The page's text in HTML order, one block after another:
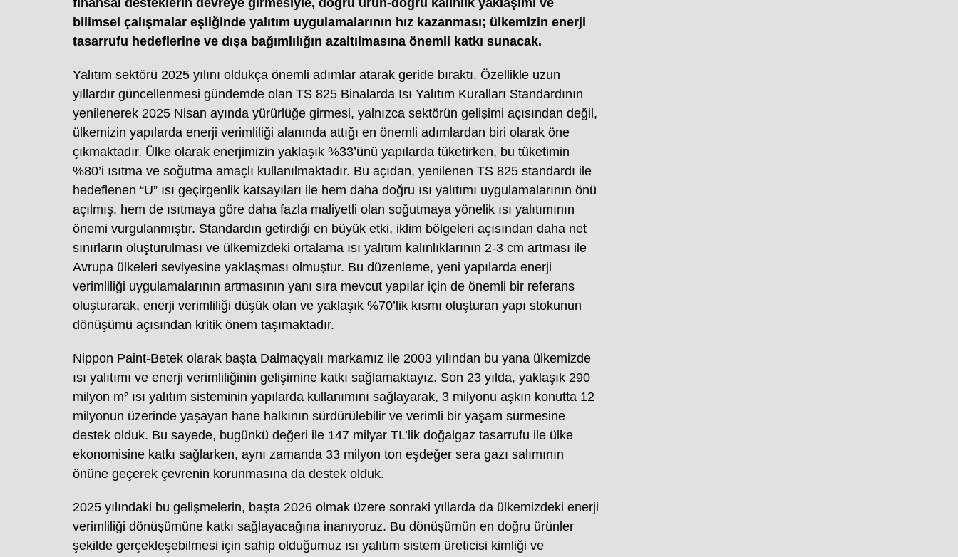
finansal desteklerin devreye girmesiyle, doğru ürün-doğru kalınlık yaklaşımı ve
bilimsel çalışmalar eşliğinde yalıtım uygulamalarının hız kazanması; ülkemizin enerji
tasarrufu hedeflerine ve dışa bağımlılığın azaltılmasına önemli katkı sunacak.
Yalıtım sektörü 2025 yılını oldukça önemli adımlar atarak geride bıraktı. Özellikle uzun
yıllardır güncellenmesi gündemde olan TS 825 Binalarda Isı Yalıtım Kuralları Standardının
yenilenerek 2025 Nisan ayında yürürlüğe girmesi, yalnızca sektörün gelişimi açısından değil,
ülkemizin yapılarda enerji verimliliği alanında attığı en önemli adımlardan biri olarak öne
çıkmaktadır. Ülke olarak enerjimizin yaklaşık %33’ünü yapılarda tüketirken, bu tüketimin
%80’i ısıtma ve soğutma amaçlı kullanılmaktadır. Bu açıdan, yenilenen TS 825 standardı ile
hedeflenen “U” ısı geçirgenlik katsayıları ile hem daha doğru ısı yalıtımı uygulamalarının önü
açılmış, hem de ısıtmaya göre daha fazla maliyetli olan soğutmaya yönelik ısı yalıtımının
önemi vurgulanmıştır. Standardın getirdiği en büyük etki, iklim bölgeleri açısından daha net
sınırların oluşturulması ve ülkemizdeki ortalama ısı yalıtım kalınlıklarının 2-3 cm artması ile
Avrupa ülkeleri seviyesine yaklaşması olmuştur. Bu düzenleme, yeni yapılarda enerji
verimliliği uygulamalarının artmasının yanı sıra mevcut yapılar için de önemli bir referans
oluşturarak, enerji verimliliği düşük olan ve yaklaşık %70’lik kısmı oluşturan yapı stokunun
dönüşümü açısından kritik önem taşımaktadır.
Nippon Paint-Betek olarak başta Dalmaçyalı markamız ile 2003 yılından bu yana ülkemizde
ısı yalıtımı ve enerji verimliliğinin gelişimine katkı sağlamaktayız. Son 23 yılda, yaklaşık 290
milyon m² ısı yalıtım sisteminin yapılarda kullanımını sağlayarak, 3 milyonu aşkın konutta 12
milyonun üzerinde yaşayan hane halkının sürdürülebilir ve verimli bir yaşam sürmesine
destek olduk. Bu sayede, bugünkü değeri ile 147 milyar TL’lik doğalgaz tasarrufu ile ülke
ekonomisine katkı sağlarken, aynı zamanda 33 milyon ton eşdeğer sera gazı salımının
önüne geçerek çevrenin korunmasına da destek olduk.
2025 yılındaki bu gelişmelerin, başta 2026 olmak üzere sonraki yıllarda da ülkemizdeki enerji
verimliliği dönüşümüne katkı sağlayacağına inanıyoruz. Bu dönüşümün en doğru ürünler
şekilde gerçekleşebilmesi için sahip olduğumuz ısı yalıtım sistem üreticisi kimliği ve